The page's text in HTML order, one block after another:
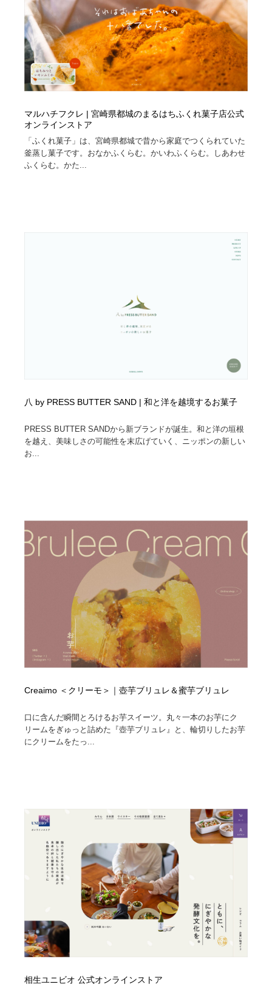
マルハチフクレ | 宮崎県都城のまるはちふくれ菓子店公式
オンラインストア
「ふくれ菓子」は、宮崎県都城で昔から家庭でつくられていた
釜蒸し菓子です。おなかふくらむ。かいわふくらむ。しあわせ
ふくらむ。かた...
八 by PRESS BUTTER SAND | 和と洋を越境するお菓子
PRESS BUTTER SANDから新ブランドが誕生。和と洋の垣根
を越え、美味しさの可能性を末広げていく、ニッポンの新しい
お...
Creaimo ＜クリーモ＞｜壺芋ブリュレ＆蜜芋ブリュレ
口に含んだ瞬間とろけるお芋スイーツ。丸々一本のお芋にク
リームをぎゅっと詰めた『壺芋ブリュレ』と、輪切りしたお芋
にクリームをたっ...
相生ユニビオ 公式オンラインストア